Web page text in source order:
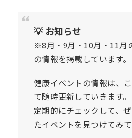
💡 お知らせ
※8月・9月・10月・11月
の情報を掲載しています。
健康イベントの情報は、
て随時更新していきます。
定期的にチェックして、
たイベントを見つけてみ